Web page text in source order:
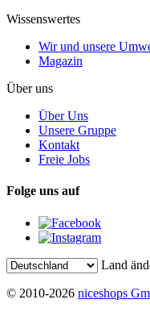
Wissenswertes
Wir und unsere
Magazin
Über uns
Über Uns
Unsere Gruppe
Kontakt
Freie Jobs
Folge uns auf
Land
© 2010-2026 niceshops